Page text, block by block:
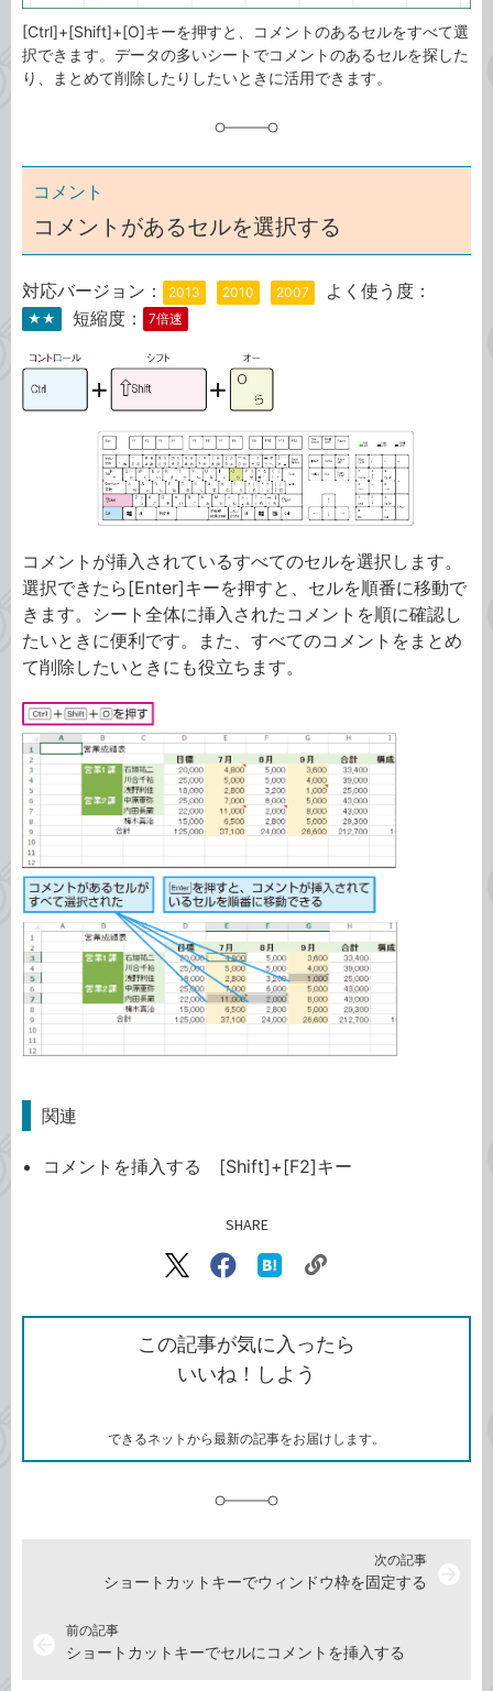
[Ctrl]+[Shift]+[O]キーを押すと、コメントのあるセルをすべて選
択できます。データの多いシートでコメントのあるセルを探した
り、まとめて削除したりしたいときに活用できます。
コメント
コメントがあるセルを選択する
対応バージョン： 2013 2010 2007 よく使う度：
★★ 短縮度： 7倍速
コメントが挿入されているすべてのセルを選択します。
選択できたら[Enter]キーを押すと、セルを順番に移動で
きます。シート全体に挿入されたコメントを順に確認し
たいときに便利です。また、すべてのコメントをまとめ
て削除したいときにも役立ちます。
関連
コメントを挿入する [Shift]+[F2]キー
SHARE
X（旧
で
シ
ェ
ア
Facebook
シ
ェ
ア
な
ッ
ク
ク
ク
を
コ
この記事が気に入ったら
いいね！しよう
できるネットから最新の記事をお届けします。
前の記事
ショートカットキーでセルにコメントを挿入する
次の記事
ショートカットキーでウィンドウ枠を固定する